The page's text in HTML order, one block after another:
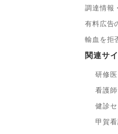
調達情報
有料広告
輸血を拒
関連サ
研修
看護師
健診
甲賀